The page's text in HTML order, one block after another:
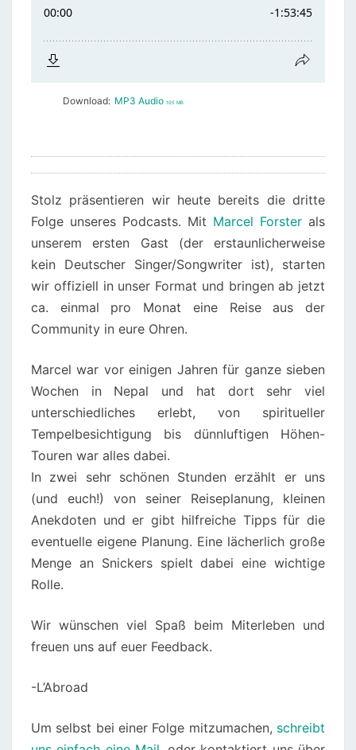
Download: MP3 Audio 105 MB
Stolz präsentieren wir heute bereits die dritte
Folge unseres Podcasts. Mit Marcel Forster als
unserem ersten Gast (der erstaunlicherweise
kein Deutscher Singer/Songwriter ist), starten
wir offiziell in unser Format und bringen ab jetzt
ca. einmal pro Monat eine Reise aus der
Community in eure Ohren.
Marcel war vor einigen Jahren für ganze sieben
Wochen in Nepal und hat dort sehr viel
unterschiedliches erlebt, von spiritueller
Tempelbesichtigung bis dünnluftigen Höhen-
Touren war alles dabei.
In zwei sehr schönen Stunden erzählt er uns
(und euch!) von seiner Reiseplanung, kleinen
Anekdoten und er gibt hilfreiche Tipps für die
eventuelle eigene Planung. Eine lächerlich große
Menge an Snickers spielt dabei eine wichtige
Rolle.
Wir wünschen viel Spaß beim Miterleben und
freuen uns auf euer Feedback.
-L’Abroad
Um selbst bei einer Folge mitzumachen, schreibt